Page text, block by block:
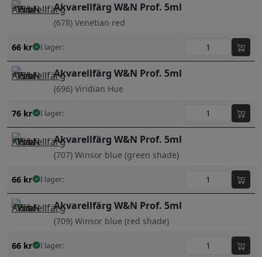
Akvarellfärg W&N Prof. 5ml
(678) Venetian red
66 kr I lager:
Akvarellfärg W&N Prof. 5ml
(696) Viridian Hue
76 kr I lager:
Akvarellfärg W&N Prof. 5ml
(707) Winsor blue (green shade)
66 kr I lager:
Akvarellfärg W&N Prof. 5ml
(709) Winsor blue (red shade)
66 kr I lager: